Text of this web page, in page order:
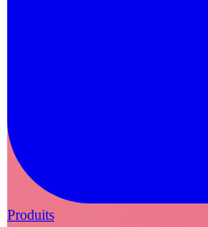
Produits